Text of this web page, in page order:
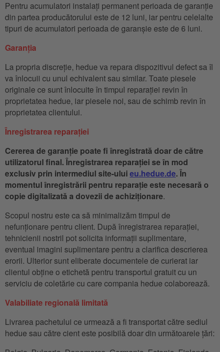
Pentru acumulatori instalați permanent perioada de garanție
din partea producătorului este de 12 luni, iar pentru celelalte
tipuri de acumulatori perioada de garanșie este de 6 luni.
Garanția
La propria discreție, hedue va repara dispozitivul defect sa îl
va înlocuii cu unul echivalent sau similar. Toate piesele
originale ce sunt înlocuite în timpul reparației revin în
proprietatea hedue, iar piesele noi, sau de schimb revin în
proprietatea clientului.
Înregistrarea reparației
Cererea de garanție poate fi înregistrată doar de către
utilizatorul final. Înregistrarea reparației se în mod
exclusiv prin intermediul site-uluieu.hedue.de. În
momentul înregistrării pentru reparație este necesară o
copie digitalizată a dovezii de achiziționare.
Scopul nostru este ca să minimalizăm timpul de
nefunționare pentru client. După înregistrarea reparației,
tehnicienii nostril pot solicita informații suplimentare,
eventual imagini suplimentare pentru a clarifica descrierea
erorii. Ulterior sunt eliberate documentele de curierat iar
clientul obține o etichetă pentru transportul gratuit cu un
serviciu de coletărie cu care compania hedue colaborează.
Valabiliate regională limitată
Livrarea pachetului ce urmează a fi transportat către sediul
hedue sau către cient este posibilă doar din următoarele țări: